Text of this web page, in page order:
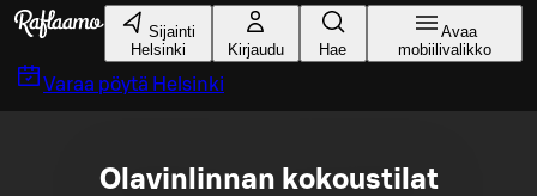
Siirry pääsisältöön
Sijainti
Helsinki
Kirjaudu Hae
Avaa
mobiilivalikko
Varaa pöytä Helsinki
Olavinlinnan kokoustilat